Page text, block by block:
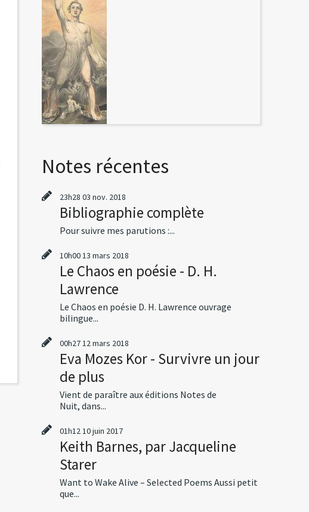
Notes récentes
23h28 03 nov. 2018
Bibliographie complète
Pour suivre mes parutions :...
10h0013 mars 2018
Le Chaos en poésie - D. H.
Lawrence
Le Chaos en poésie D. H. Lawrence ouvrage
bilingue...
00h2712mars 2018
Eva Mozes Kor - Survivre un jour
de plus
Vient de paraître aux éditions Notes de
Nuit, dans...
01h1210juin 2017
Keith Barnes, par Jacqueline
Starer
Want to Wake Alive – Selected Poems Aussi petit
que...